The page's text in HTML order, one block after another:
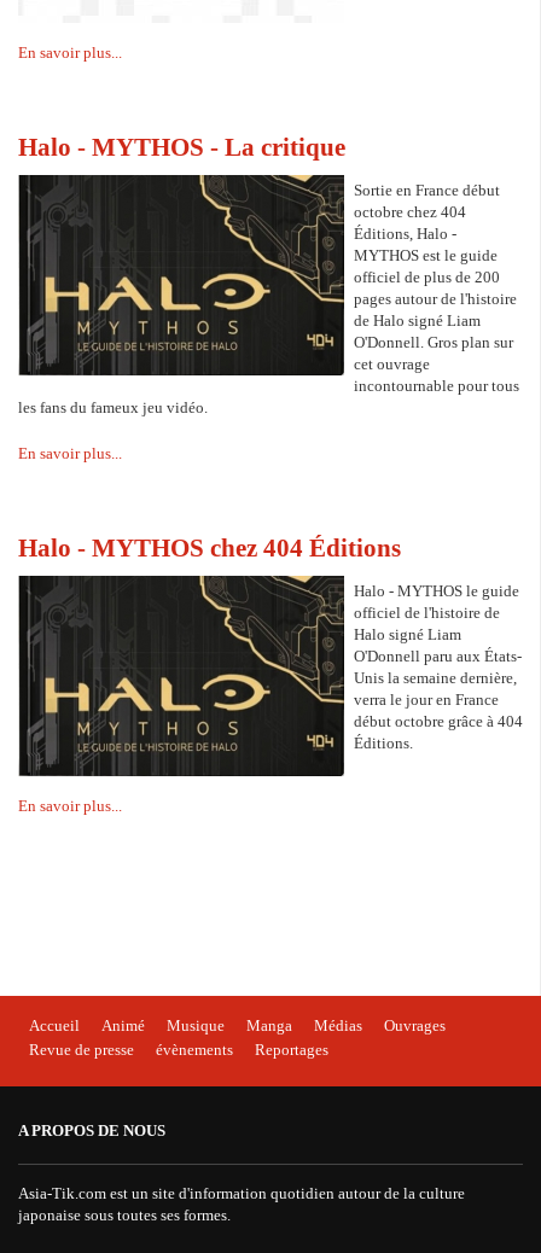
En savoir plus...
Halo - MYTHOS - La critique
Sortie en France début
octobre chez 404
Éditions, Halo -
MYTHOS est le guide
officiel de plus de 200
pages autour de l'histoire
de Halo signé Liam
O'Donnell. Gros plan sur
cet ouvrage
incontournable pour tous
les fans du fameux jeu vidéo.
En savoir plus...
Halo - MYTHOS chez 404 Éditions
Halo - MYTHOS le guide
officiel de l'histoire de
Halo signé Liam
O'Donnell paru aux États-
Unis la semaine dernière,
verra le jour en France
début octobre grâce à 404
Éditions.
En savoir plus...
Accueil Animé Musique Manga Médias
Ouvrages
Revue de presse
évènements Reportages
A PROPOS DE NOUS
Asia-Tik.com est un site d'information quotidien autour de la culture
japonaise sous toutes ses formes.